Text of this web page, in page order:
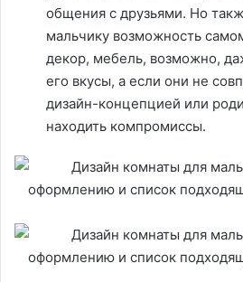
общения с друзьями. Но
мальчику возможность
декор, мебель, возможно,
его вкусы, а если они не
дизайн-концепцией или
находить компромиссы.